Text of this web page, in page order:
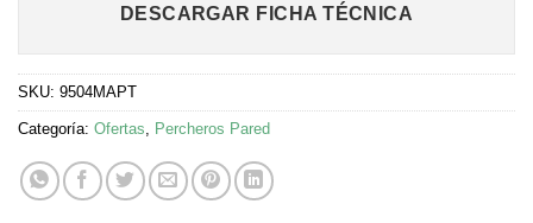
DESCARGAR FICHA TÉCNICA
SKU: 9504MAPT
Categoría: Ofertas Percheros Pared